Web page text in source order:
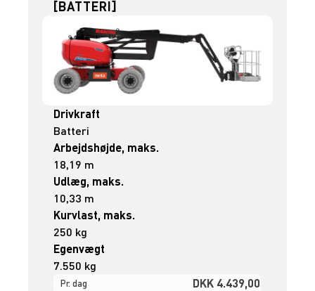
[BATTERI]
Drivkraft
Batteri
Arbejdshøjde, maks.
18,19 m
Udlæg, maks.
10,33 m
Kurvlast, maks.
250 kg
Egenvægt
7.550 kg
Pr. dag DKK 4.439,00